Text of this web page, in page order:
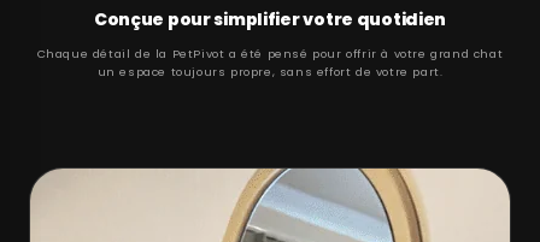
Conçue pour simplifier votre quotidien
Chaque détail de la PetPivot a été pensé pour offrir à votre grand chat
un espace toujours propre, sans effort de votre part.